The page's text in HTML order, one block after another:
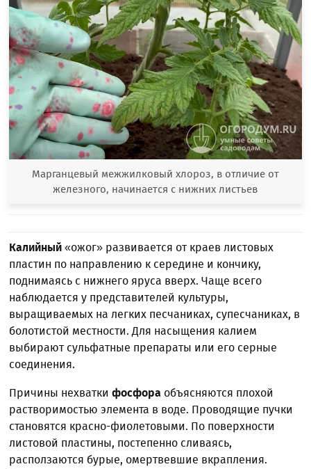
Марганцевый межжилковый хлороз, в отличие от
железного, начинается с нижних листьев
Калийный «ожог» развивается от краев листовых
пластин по направлению к середине и кончику,
поднимаясь с нижнего яруса вверх. Чаще всего
наблюдается у представителей культуры,
выращиваемых на легких песчаниках, супесчаниках, в
болотистой местности. Для насыщения калием
выбирают сульфатные препараты или его серные
соединения.
Причины нехваткифосфора объясняются плохой
растворимостью элемента в воде. Проводящие пучки
становятся красно-фиолетовыми. По поверхности
листовой пластины, постепенно сливаясь,
расползаются бурые, омертвевшие вкрапления.